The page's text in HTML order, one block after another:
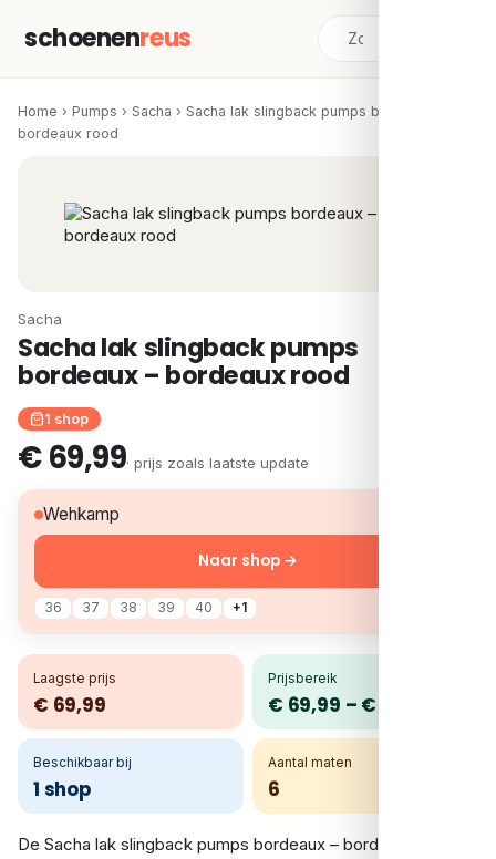
schoenenreus
Home › Pumps › Sacha › Sacha lak slingback pumps bordeaux –
bordeaux rood
Sacha
Sacha lak slingback pumps
bordeaux – bordeaux rood
1 shop
€ 69,99· prijs zoals laatste update
Wehkamp
36 37 38 39 40 +1
Naar shop →
Laagste prijs
€ 69,99
Prijsbereik
€ 69,99 – € 69,99
Beschikbaar bij
1 shop
Aantal maten
6
De Sacha lak slingback pumps bordeaux – bordeaux rood